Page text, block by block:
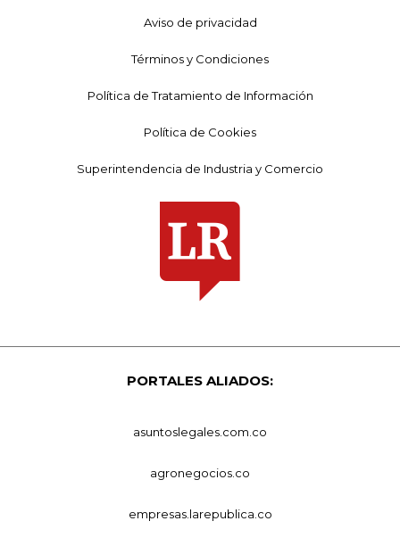
Aviso de privacidad
Términos y Condiciones
Política de Tratamiento de Información
Política de Cookies
Superintendencia de Industria y Comercio
PORTALES ALIADOS:
asuntoslegales.com.co
agronegocios.co
empresas.larepublica.co